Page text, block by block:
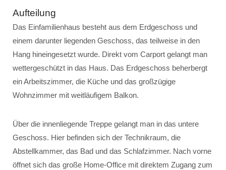
Aufteilung
Das Einfamilienhaus besteht aus dem Erdgeschoss und
einem darunter liegenden Geschoss, das teilweise in den
Hang hineingesetzt wurde. Direkt vom Carport gelangt man
wettergeschützt in das Haus. Das Erdgeschoss beherbergt
ein Arbeitszimmer, die Küche und das großzügige
Wohnzimmer mit weitläufigem Balkon.
Über die innenliegende Treppe gelangt man in das untere
Geschoss. Hier befinden sich der Technikraum, die
Abstellkammer, das Bad und das Schlafzimmer. Nach vorne
öffnet sich das große Home-Office mit direktem Zugang zum